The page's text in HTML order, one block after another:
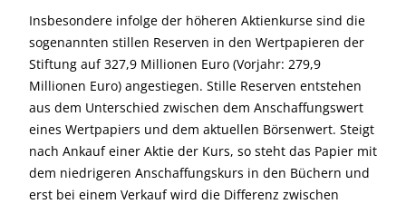
Insbesondere infolge der höheren Aktienkurse sind die
sogenannten stillen Reserven in den Wertpapieren der
Stiftung auf 327,9 Millionen Euro (Vorjahr: 279,9
Millionen Euro) angestiegen. Stille Reserven entstehen
aus dem Unterschied zwischen dem Anschaffungswert
eines Wertpapiers und dem aktuellen Börsenwert. Steigt
nach Ankauf einer Aktie der Kurs, so steht das Papier mit
dem niedrigeren Anschaffungskurs in den Büchern und
erst bei einem Verkauf wird die Differenz zwischen